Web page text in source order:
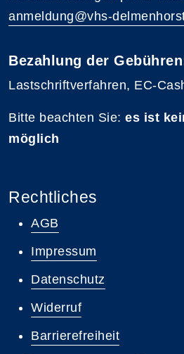
anmeldung@vhs-
Bezahlung der
Lastschriftverfahren, EC-
Bitte beachten Sie: es ist
möglich
Rechtliches
AGB
Impressum
Datenschutz
Widerruf
Barrierefreiheit